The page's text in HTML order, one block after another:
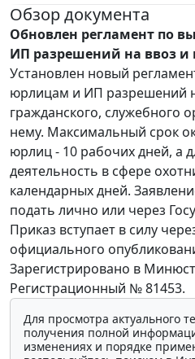
Обзор документа
Обновлен регламент по
ИП разрешений на ввоз и
Установлен новый
юрлицам и ИП разрешений
гражданского, служебного
нему. Максимальный срок
юрлиц - 10 рабочих дней, а
деятельность в сфере
календарных дней.
подать лично или через
Приказ вступает в силу
официального
Зарегистрировано в
Регистрационный № 81453.
Для просмотра актуального
получения полной
изменениях и порядке